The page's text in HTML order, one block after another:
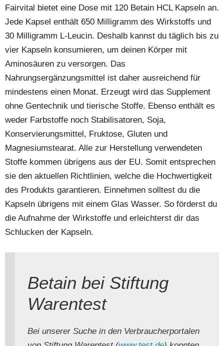
Fairvital bietet eine Dose mit 120 Betain HCL Kapseln an.
Jede Kapsel enthält 650 Milligramm des Wirkstoffs und
30 Milligramm L-Leucin. Deshalb kannst du täglich bis zu
vier Kapseln konsumieren, um deinen Körper mit
Aminosäuren zu versorgen. Das
Nahrungsergänzungsmittel ist daher ausreichend für
mindestens einen Monat. Erzeugt wird das Supplement
ohne Gentechnik und tierische Stoffe. Ebenso enthält es
weder Farbstoffe noch Stabilisatoren, Soja,
Konservierungsmittel, Fruktose, Gluten und
Magnesiumstearat. Alle zur Herstellung verwendeten
Stoffe kommen übrigens aus der EU. Somit entsprechen
sie den aktuellen Richtlinien, welche die Hochwertigkeit
des Produkts garantieren. Einnehmen solltest du die
Kapseln übrigens mit einem Glas Wasser. So förderst du
die Aufnahme der Wirkstoffe und erleichterst dir das
Schlucken der Kapseln.
Betain bei Stiftung
Warentest
Bei unserer Suche in den Verbraucherportalen